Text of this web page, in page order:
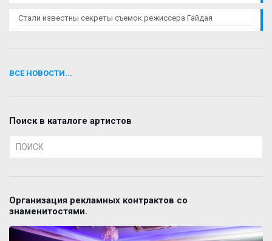
Стали известны секреты съемок режиссера Гайдая
ВСЕ НОВОСТИ...
Поиск в каталоге артистов
Организация рекламных контрактов со
знаменитостями.